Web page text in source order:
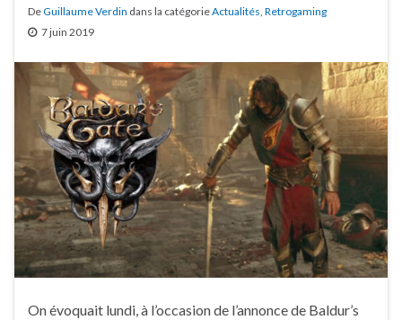
DeGuillaume Verdin dans la catégorieActualités Retrogaming
7 juin 2019
On évoquait lundi, à l’occasion de l’annonce de Baldur’s